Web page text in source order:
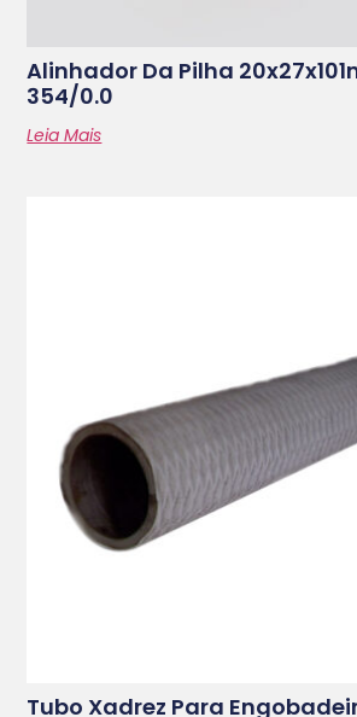
Alinhador Da Pilha
354/0.0
Leia Mais
Tubo Xadrez Para